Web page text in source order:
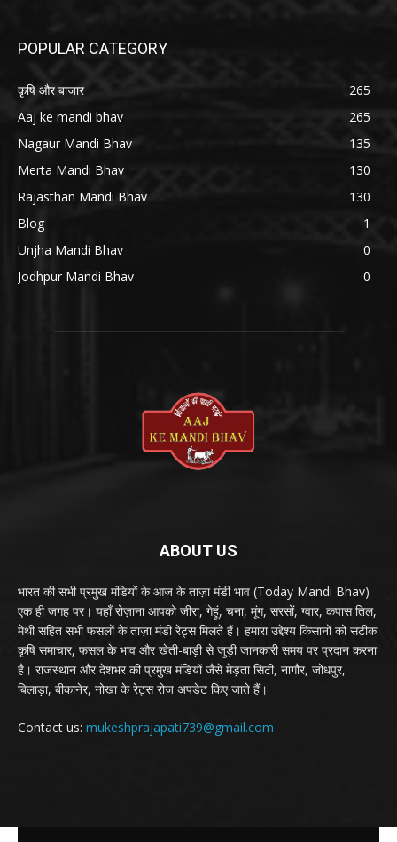
POPULAR CATEGORY
कृषि और बाजार
265
Aaj ke mandi bhav
265
Nagaur Mandi Bhav
135
Merta Mandi Bhav
130
Rajasthan Mandi Bhav
130
Blog
1
Unjha Mandi Bhav
0
Jodhpur Mandi Bhav
0
ABOUT US
भारत की सभी प्रमुख मंडियों के आज के ताज़ा मंडी भाव (Today Mandi Bhav)
एक ही जगह पर। यहाँ रोज़ाना आपको जीरा, गेहूं, चना, मूंग, सरसों, ग्वार, कपास तिल,
मेथी सहित सभी फसलों के ताज़ा मंडी रेट्स मिलते हैं। हमारा उद्देश्य किसानों को सटीक
कृषि समाचार, फसल के भाव और खेती-बाड़ी से जुड़ी जानकारी समय पर प्रदान करना
है। राजस्थान और देशभर की प्रमुख मंडियों जैसे मेड़ता सिटी, नागौर, जोधपुर,
बिलाड़ा, बीकानेर, नोखा के रेट्स रोज अपडेट किए जाते हैं।
Contact us: mukeshprajapati739@gmail.com